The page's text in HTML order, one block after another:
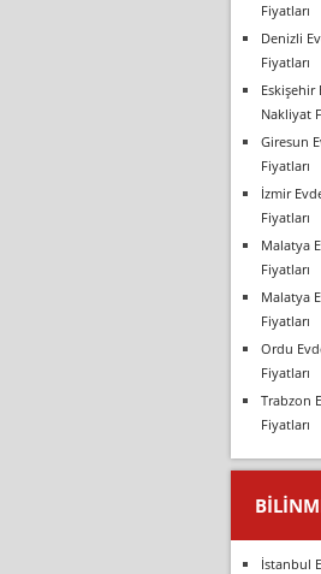
Fiyatları
Denizli
Fiyatları
Eskişehir
Nakliyat
Giresun
Fiyatları
İzmir
Fiyatları
Malatya
Fiyatları
Malatya
Fiyatları
Ordu
Fiyatları
Trabzon
Fiyatları
İstanbul